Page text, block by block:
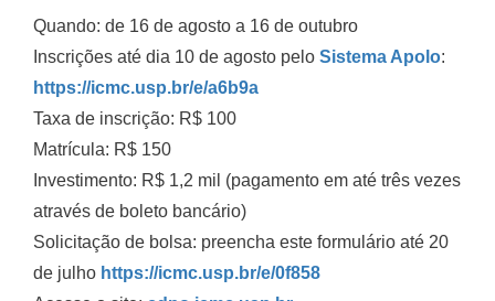
Quando: de 16 de agosto a 16 de outubro
Inscrições até dia 10 de agosto pelo Sistema Apolo:
https://icmc.usp.br/e/a6b9a
Taxa de inscrição: R$ 100
Matrícula: R$ 150
Investimento: R$ 1,2 mil (pagamento em até três vezes
através de boleto bancário)
Solicitação de bolsa: preencha este formulário até 20
de julho https://icmc.usp.br/e/0f858